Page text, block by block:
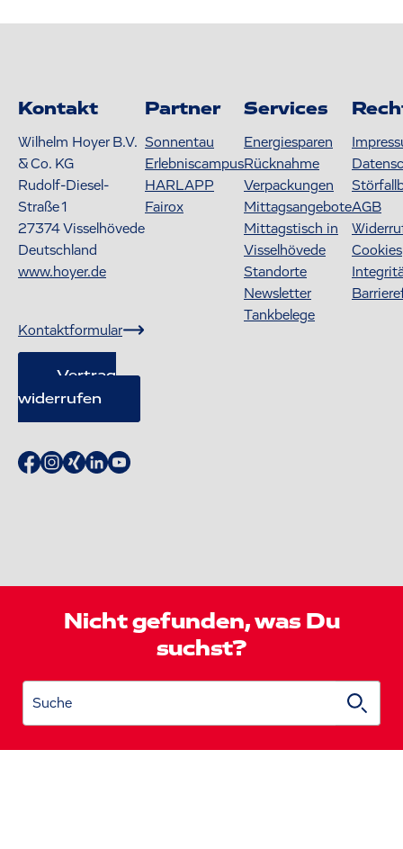
Kontakt
Wilhelm Hoyer B.V.
& Co. KG
Rudolf-Diesel-
Straße 1
27374Visselhövede
Deutschland
www.hoyer.de
Kontaktformular
Vertrag
widerrufen
Partner
Sonnentau
Erlebniscampus
HARLAPP
Fairox
Services
Energiesparen
Rücknahme
Verpackungen
Mittagsangebote
Mittagstisch in
Visselhövede
Standorte
Newsletter
Tankbelege
AGB
Cookies
Nicht gefunden, was Du
suchst?
Suche